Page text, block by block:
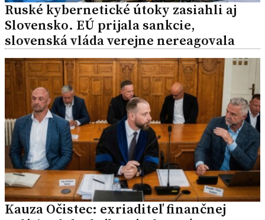
Ruské kybernetické útoky zasiahli aj
Slovensko. EÚ prijala sankcie,
slovenská vláda verejne nereagovala
Kauza Očistec: exriaditeľ finančnej